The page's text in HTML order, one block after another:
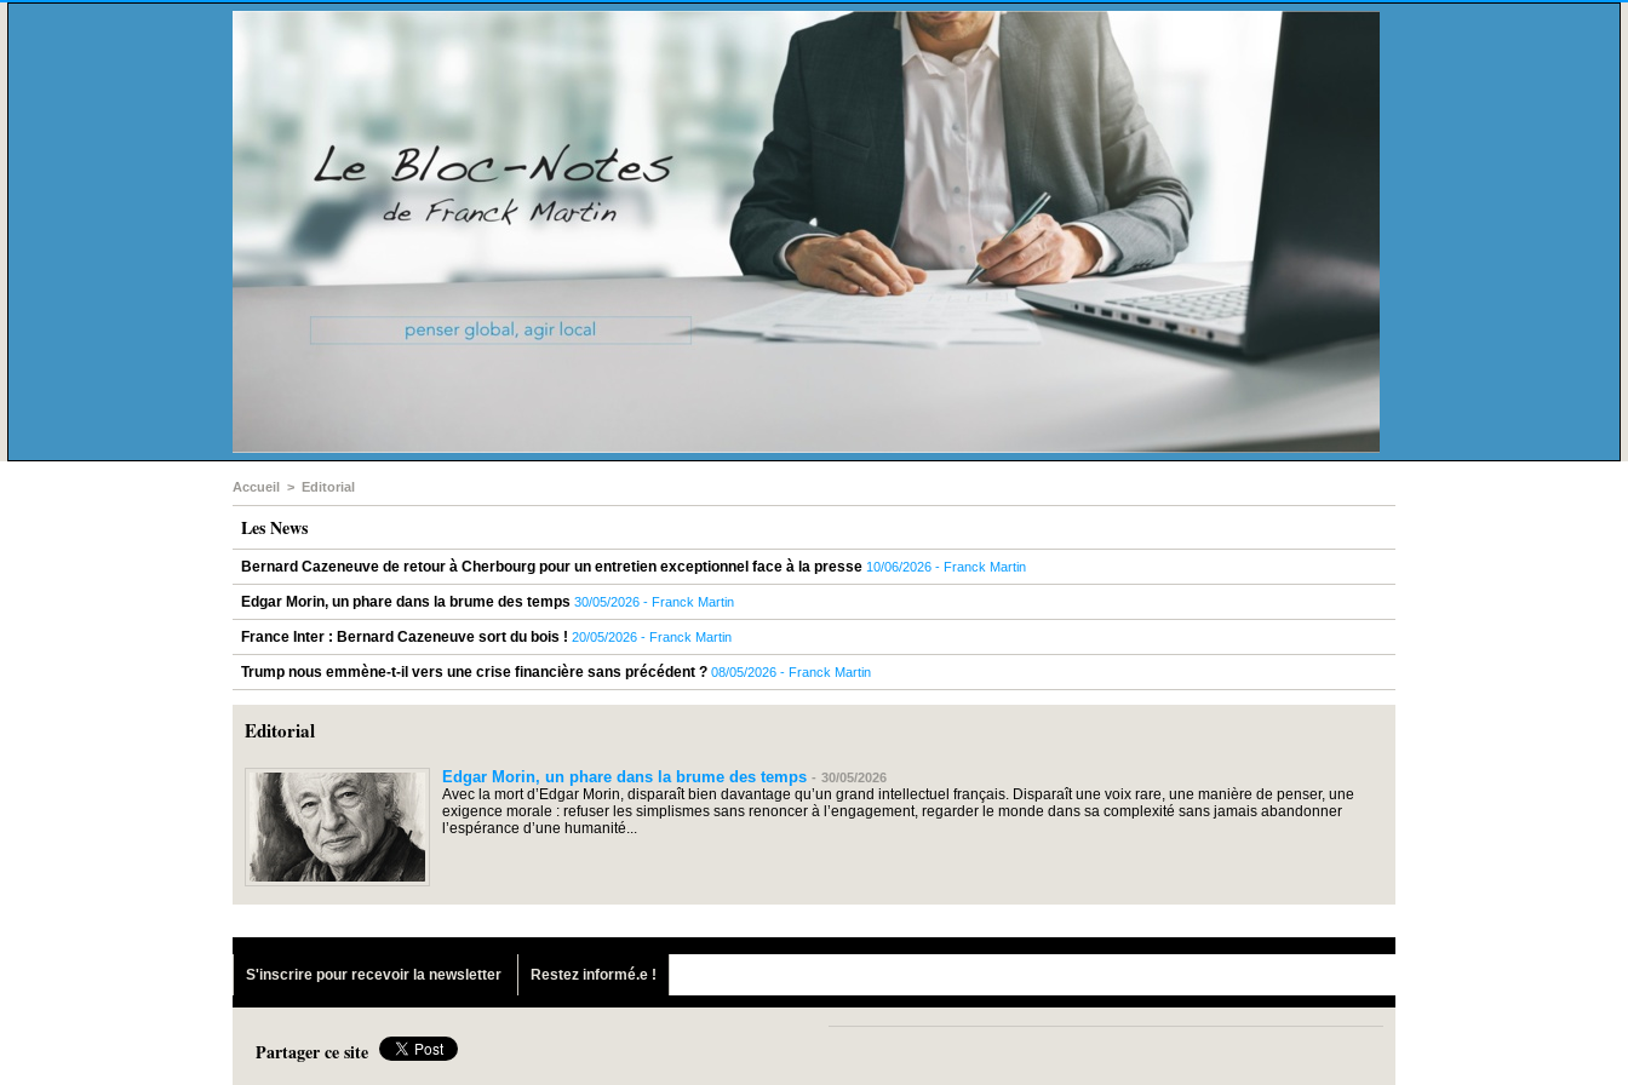
Accueil > Editorial
Les News
Bernard Cazeneuve de retour à Cherbourg pour un entretien exceptionnel face à la presse 10/06/2026 - Franck Martin
Edgar Morin, un phare dans la brume des temps 30/05/2026 - Franck Martin
France Inter : Bernard Cazeneuve sort du bois ! 20/05/2026 - Franck Martin
Trump nous emmène-t-il vers une crise financière sans précédent ? 08/05/2026 - Franck Martin
Editorial
Edgar Morin, un phare dans la brume des temps - 30/05/2026
Avec la mort d’Edgar Morin, disparaît bien davantage qu’un grand intellectuel français. Disparaît une voix rare, une manière de penser, une
exigence morale : refuser les simplismes sans renoncer à l’engagement, regarder le monde dans sa complexité sans jamais abandonner
l’espérance d’une humanité...
S'inscrire pour recevoir la newsletter Restez informé.e !
Partager ce site